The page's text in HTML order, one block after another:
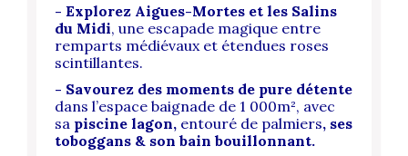
- Explorez Aigues-Mortes et les Salins
du Midi, une escapade magique entre
remparts médiévaux et étendues roses
scintillantes.
- Savourez des moments de pure détente
dans l’espace baignade de 1 000m², avec
sa piscine lagon, entouré de palmiers, ses
toboggans & son bain bouillonnant.